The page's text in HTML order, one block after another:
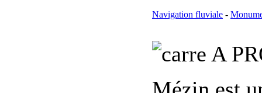
Navigation fluviale -
A